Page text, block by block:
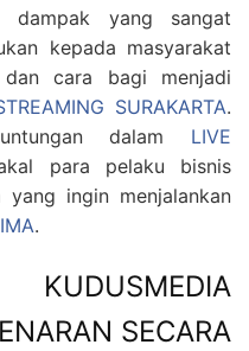
dampak yang sangat
kepada masyarakat
cara bagi menjadi
SURAKARTA.
dalam LIVE
para pelaku bisnis
ingin menjalankan
.
SECARA